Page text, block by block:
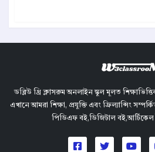
ডব্লিউ থ্রি ক্লাসরুম অনলাইন স্কুল মূলত
এখানে আমরা শিক্ষা, প্রযুক্তি এবং ফ্রিল্যান্সিং
পিডিএফ বই,ডিজিটাল বই,আর্টিকেল